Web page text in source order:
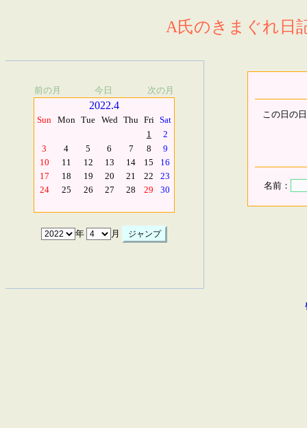
A氏のきまぐれ日
前の月 今日 次の月
2022.4
Sun Mon Tue Wed Thu Fri Sat
1
2
3
4 5 6 7 8
9
10
11 12 13 14 15
16
17
18 19 20 21 22
23
24
25 26 27 28 29 30
年 月
この日の
名前：